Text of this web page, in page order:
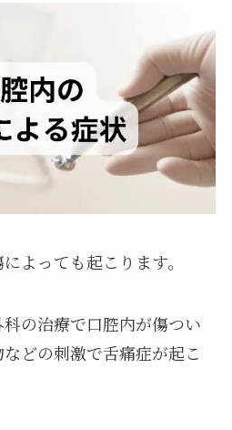
よっても起こります。
の治療で口腔内が傷つい
どの刺激で舌痛症が起こ